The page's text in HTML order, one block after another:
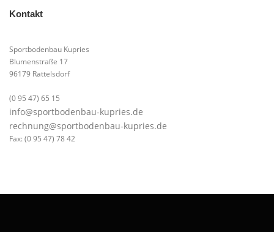
Kontakt
Sportbodenbau Kupries
Blumenstraße 17
96179 Rattelsdorf
(0 95 47) 65 15
info@sportbodenbau-kupries.de
rechnung@sportbodenbau-kupries.de
Fax: (0 95 47) 78 42